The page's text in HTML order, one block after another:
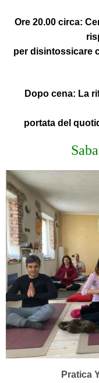
Ore 20.00 circa:
per disintossicare
Dopo cena: La
portata del
Pratica